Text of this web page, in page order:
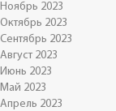
Ноябрь 2023
Октябрь 2023
Сентябрь 2023
Август 2023
Июнь 2023
Май 2023
Апрель 2023